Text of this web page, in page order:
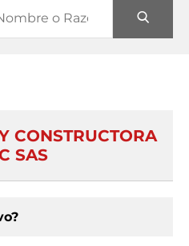
CONSTRUCTORA
SAS